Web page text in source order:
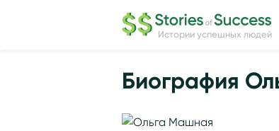
Истории успешных людей
Биография